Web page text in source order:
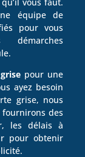
équipe de
pour vous
pour une
ayez besoin
grise, nous
des
les délais à
pour obtenir